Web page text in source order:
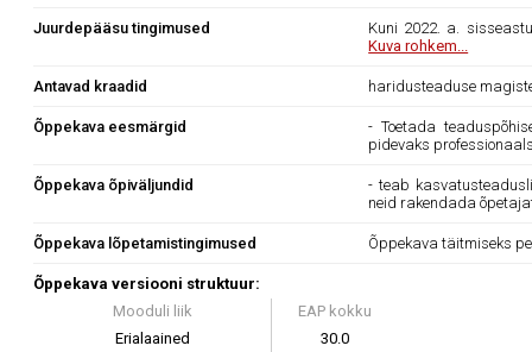
Juurdepääsu tingimused
Kuni 2022. a.
Kuva rohkem...
Antavad kraadid haridusteaduse
Õppekava eesmärgid
- Toetada
pidevaks
Õppekava õpiväljundid
- teab
neid rakendada
Õppekava lõpetamistingimused Õppekava täitmiseks
Õppekava versiooni struktuur:
Mooduli liik
EAP kokku
Erialaained
30.0